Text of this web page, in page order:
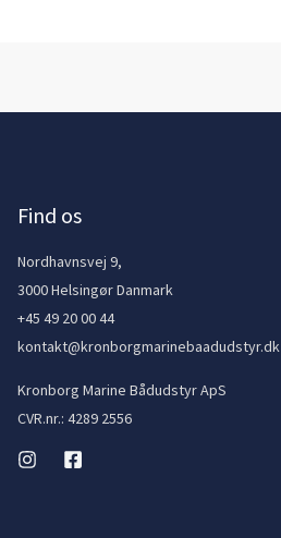
Find os
Nordhavnsvej 9,
3000 Helsingør Danmark
+45 49 20 00 44
kontakt@kronborgmarinebaadudstyr.dk
Kronborg Marine Bådudstyr ApS
CVR.nr.: 4289 2556